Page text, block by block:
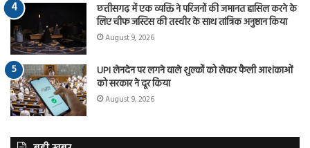
छत्तीसगढ़ में एक व्यक्ति ने परिजनों की जमानत हासिल करने के
लिए चीफ जस्टिस की तस्वीर के साथ तांत्रिक अनुष्ठान किया
August 9, 2026
UPI लेनदेन पर लगने वाले शुल्कों को लेकर फैली आशंकाओं
को सरकार ने दूर किया
August 9, 2026